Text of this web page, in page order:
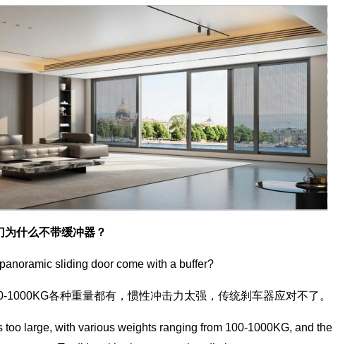
为什么不带缓冲器？
sliding door come with a buffer?
1000KG各种重量都有，惯性冲击力太强，传统刹车器应对不了。
too large, with various weights ranging from 100-1000KG, and the